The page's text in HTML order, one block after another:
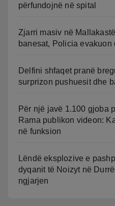
përfundojnë në spital
Zjarri masiv në
banesat, Policia
Delfini shfaqet pranë
surprizon pushuesit dhe
Për një javë 1.100 gjoba
Rama publikon videon:
në funksion
Lëndë eksplozive e
dyqanit të Noizyt në
ngjarjen